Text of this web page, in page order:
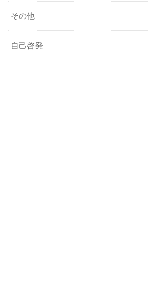
その他
自己啓発